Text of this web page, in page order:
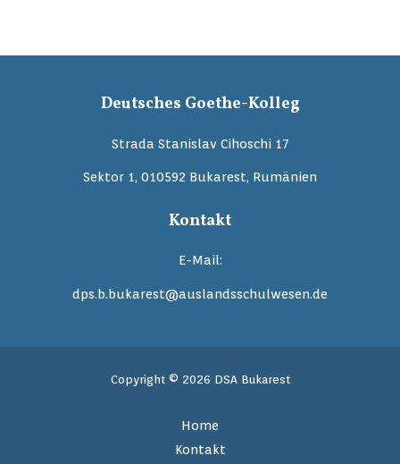
Deutsches Goethe-Kolleg
Strada Stanislav Cihoschi 17
Sektor 1, 010592 Bukarest, Rumänien
Kontakt
E-Mail:
dps.b.bukarest@auslandsschulwesen.de
Copyright © 2026 DSA Bukarest
Home
Kontakt